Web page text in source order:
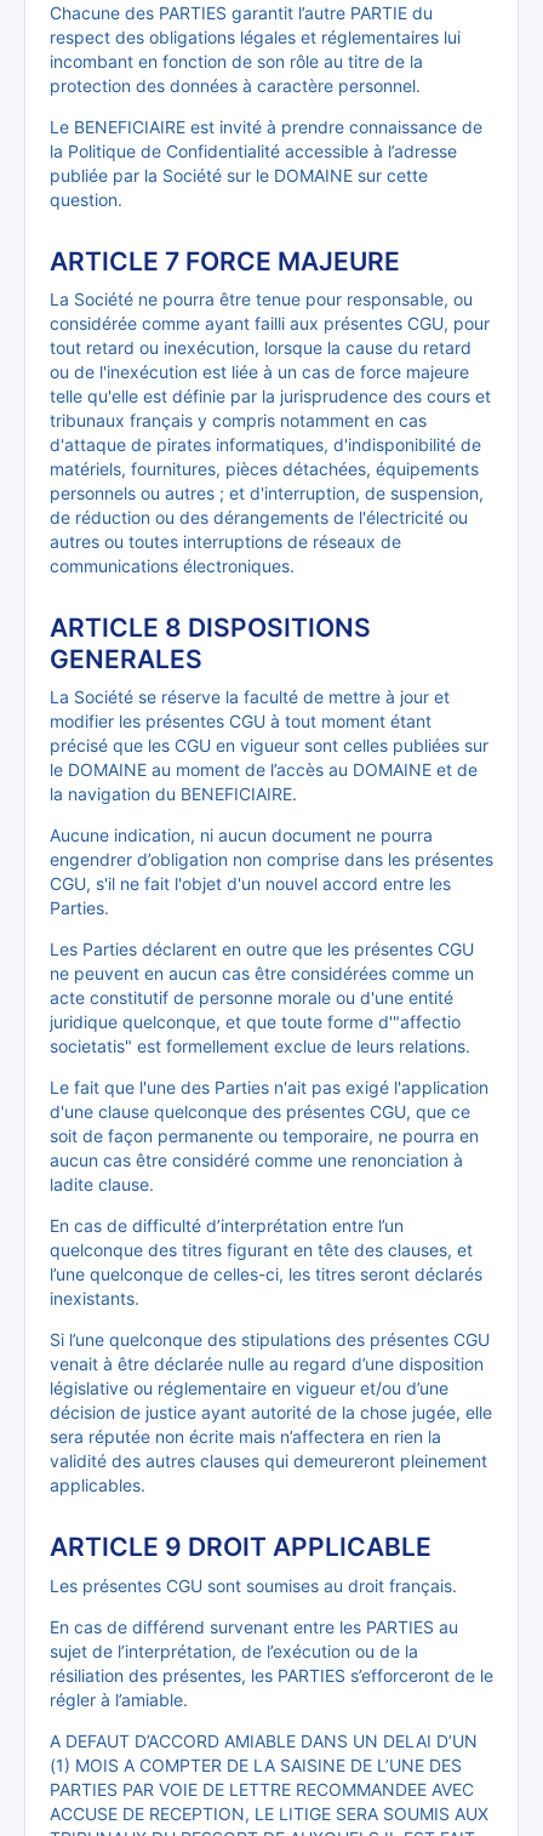
Chacune des PARTIES garantit l’autre PARTIE du
respect des obligations légales et réglementaires lui
incombant en fonction de son rôle au titre de la
protection des données à caractère personnel.
Le BENEFICIAIRE est invité à prendre connaissance de
la Politique de Confidentialité accessible à l’adresse
publiée par la Société sur le DOMAINE sur cette
question.
ARTICLE 7 FORCE MAJEURE
La Société ne pourra être tenue pour responsable, ou
considérée comme ayant failli aux présentes CGU, pour
tout retard ou inexécution, lorsque la cause du retard
ou de l'inexécution est liée à un cas de force majeure
telle qu'elle est définie par la jurisprudence des cours et
tribunaux français y compris notamment en cas
d'attaque de pirates informatiques, d'indisponibilité de
matériels, fournitures, pièces détachées, équipements
personnels ou autres ; et d'interruption, de suspension,
de réduction ou des dérangements de l'électricité ou
autres ou toutes interruptions de réseaux de
communications électroniques.
ARTICLE 8 DISPOSITIONS
GENERALES
La Société se réserve la faculté de mettre à jour et
modifier les présentes CGU à tout moment étant
précisé que les CGU en vigueur sont celles publiées sur
le DOMAINE au moment de l’accès au DOMAINE et de
la navigation du BENEFICIAIRE.
Aucune indication, ni aucun document ne pourra
engendrer d’obligation non comprise dans les présentes
CGU, s'il ne fait l'objet d'un nouvel accord entre les
Parties.
Les Parties déclarent en outre que les présentes CGU
ne peuvent en aucun cas être considérées comme un
acte constitutif de personne morale ou d'une entité
juridique quelconque, et que toute forme d'"affectio
societatis" est formellement exclue de leurs relations.
Le fait que l'une des Parties n'ait pas exigé l'application
d'une clause quelconque des présentes CGU, que ce
soit de façon permanente ou temporaire, ne pourra en
aucun cas être considéré comme une renonciation à
ladite clause.
En cas de difficulté d’interprétation entre l’un
quelconque des titres figurant en tête des clauses, et
l’une quelconque de celles-ci, les titres seront déclarés
inexistants.
Si l’une quelconque des stipulations des présentes CGU
venait à être déclarée nulle au regard d’une disposition
législative ou réglementaire en vigueur et/ou d’une
décision de justice ayant autorité de la chose jugée, elle
sera réputée non écrite mais n’affectera en rien la
validité des autres clauses qui demeureront pleinement
applicables.
ARTICLE 9 DROIT APPLICABLE
Les présentes CGU sont soumises au droit français.
En cas de différend survenant entre les PARTIES au
sujet de l’interprétation, de l’exécution ou de la
résiliation des présentes, les PARTIES s’efforceront de le
régler à l’amiable.
A DEFAUT D’ACCORD AMIABLE DANS UN DELAI D’UN
(1) MOIS A COMPTER DE LA SAISINE DE L’UNE DES
PARTIES PAR VOIE DE LETTRE RECOMMANDEE AVEC
ACCUSE DE RECEPTION, LE LITIGE SERA SOUMIS AUX